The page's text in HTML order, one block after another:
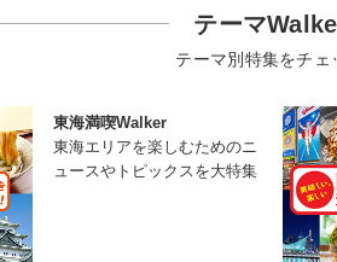
テーマ
テーマ別特集をチェ
東海満喫Walker
東海エリアを楽しむためのニ
ュースやトピックスを大特集